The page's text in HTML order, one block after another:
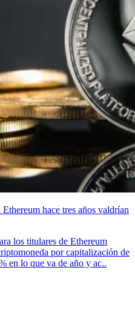
hace tres años valdrían
los titulares de Ethereum
por capitalización de
en lo que va de año y ac..